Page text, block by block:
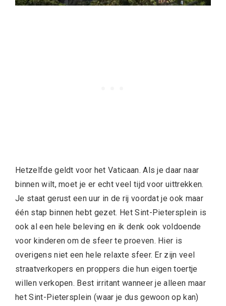
Hetzelfde geldt voor het Vaticaan. Als je daar naar
binnen wilt, moet je er echt veel tijd voor uittrekken.
Je staat gerust een uur in de rij voordat je ook maar
één stap binnen hebt gezet. Het Sint-Pietersplein is
ook al een hele beleving en ik denk ook voldoende
voor kinderen om de sfeer te proeven. Hier is
overigens niet een hele relaxte sfeer. Er zijn veel
straatverkopers en proppers die hun eigen toertje
willen verkopen. Best irritant wanneer je alleen maar
het Sint-Pietersplein (waar je dus gewoon op kan)